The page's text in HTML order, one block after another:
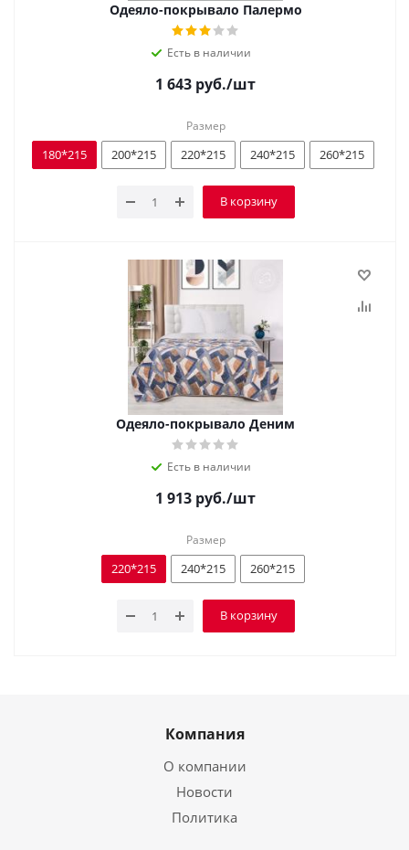
Одеяло-покрывало Палермо
Есть в наличии
1 643 руб./шт
Размер
180*215 200*215 220*215 240*215 260*215
В корзину
Одеяло-покрывало Деним
Есть в наличии
1 913 руб./шт
Размер
220*215 240*215 260*215
В корзину
Компания
О компании
Новости
Политика